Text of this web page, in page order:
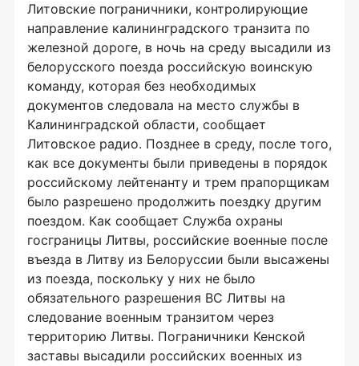
Литовские пограничники, контролирующие
направление калининградского транзита по
железной дороге, в ночь на среду высадили из
белорусского поезда российскую воинскую
команду, которая без необходимых
документов следовала на место службы в
Калининградской области, сообщает
Литовское радио. Позднее в среду, после того,
как все документы были приведены в порядок
российскому лейтенанту и трем прапорщикам
было разрешено продолжить поездку другим
поездом. Как сообщает Служба охраны
госграницы Литвы, российские военные после
въезда в Литву из Белоруссии были высажены
из поезда, поскольку у них не было
обязательного разрешения ВС Литвы на
следование военным транзитом через
территорию Литвы. Пограничники Кенской
заставы высадили российских военных из